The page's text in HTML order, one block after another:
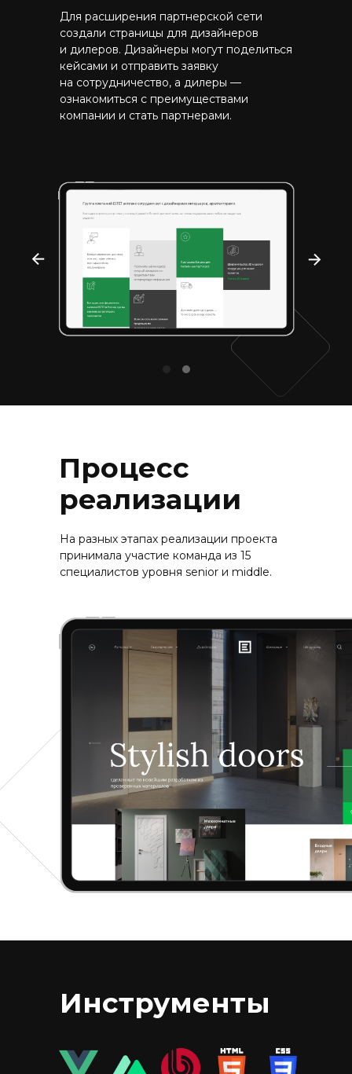
Для расширения партнерской сети
создали страницы для дизайнеров
и дилеров. Дизайнеры могут поделиться
кейсами и отправить заявку
на сотрудничество, а дилеры —
ознакомиться с преимуществами
компании и стать партнерами.
Процесс
реализации
На разных этапах реализации проекта
принимала участие команда из 15
специалистов уровня senior и middle.
Инструменты